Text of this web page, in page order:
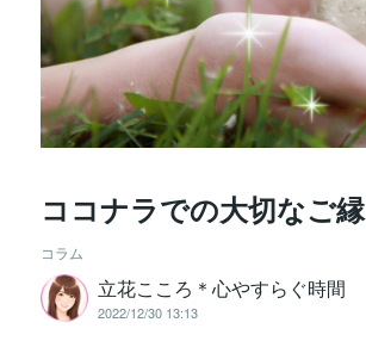
ココナラでの大切なご縁
コラム
立花こころ＊心やすらぐ時間
2022/12/30 13:13